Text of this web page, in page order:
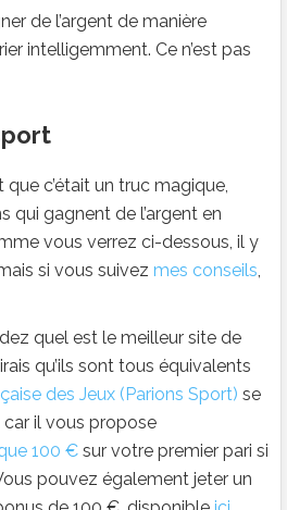
de l’argent de manière
intelligemment. Ce n’est pas
c’était un truc magique,
qui gagnent de l’argent en
vous verrez ci-dessous, il y
si vous suivez mes conseils,
quel est le meilleur site de
qu’ils sont tous équivalents
des Jeux (Parions Sport) se
il vous propose
100 € sur votre premier pari si
pouvez également jeter un